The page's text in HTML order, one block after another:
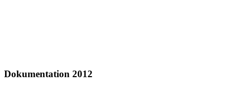
Dokumentation 2012